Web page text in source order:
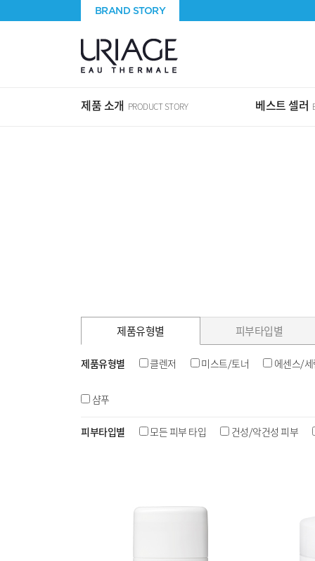
BRAND STORY
제품 소개 PRODUCT STORY 베스트 셀러
제품유형별 피부타입별
제품유형별 클렌저 미스트/토너 에센스/
샴푸
피부타입별 모든 피부 타입 건성/악건성 피부